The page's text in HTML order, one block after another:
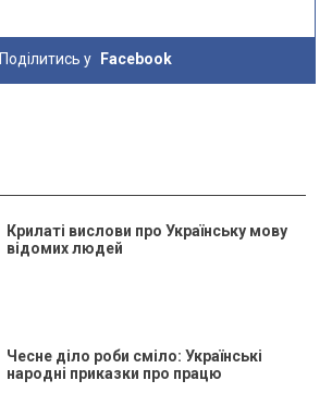
Поділитись у Facebook
Крилаті вислови про Українську мову
відомих людей
Чесне діло роби сміло: Українські
народні приказки про працю